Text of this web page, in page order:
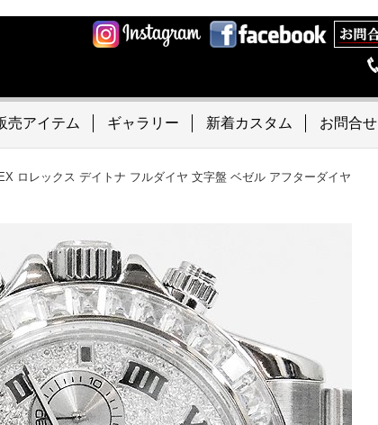
売アイテム ギャラリー 新着カスタム お問合せ
ロレックス デイトナ フルダイヤ 文字盤 ベゼル アフターダイヤ